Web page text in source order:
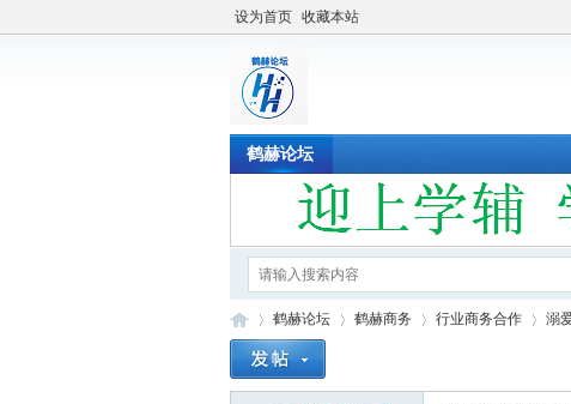
设为首页 收藏本站
鹤赫论坛
鹤赫论坛 鹤赫商务 行业商务合作 溺